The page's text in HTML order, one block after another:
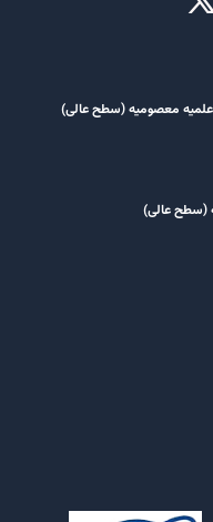
معصومیه‌ (سطح عالی)
(سطح عالی)